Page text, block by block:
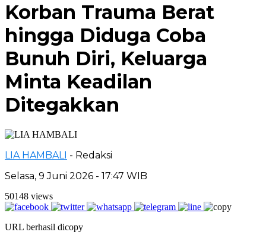
Korban Trauma Berat
hingga Diduga Coba
Bunuh Diri, Keluarga
Minta Keadilan
Ditegakkan
LIA HAMBALI - Redaksi
Selasa, 9 Juni 2026 - 17:47 WIB
50148 views
URL berhasil dicopy